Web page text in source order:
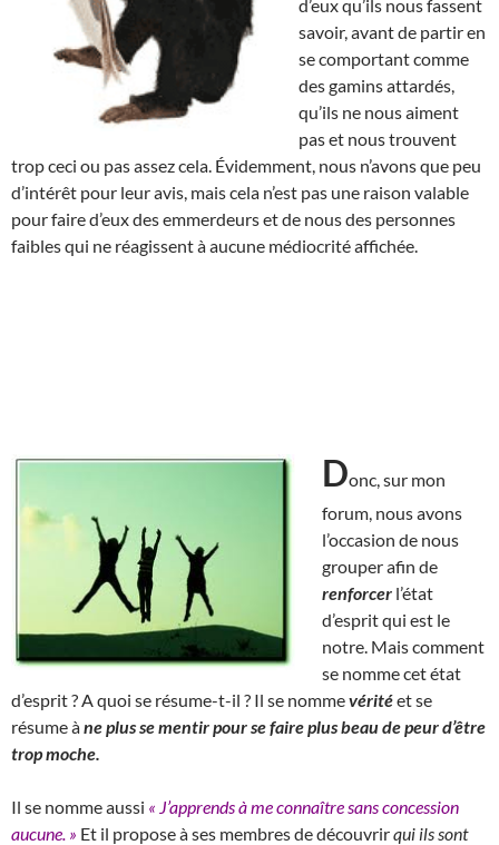
d’eux qu’ils nous fassent
savoir, avant de partir en
se comportant comme
des gamins attardés,
qu’ils ne nous aiment
pas et nous trouvent
trop ceci ou pas assez cela. Évidemment, nous n’avons que peu
d’intérêt pour leur avis, mais cela n’est pas une raison valable
pour faire d’eux des emmerdeurs et de nous des personnes
faibles qui ne réagissent à aucune médiocrité affichée.
Donc, sur mon
forum, nous avons
l’occasion de nous
grouper afin de
renforcer l’état
d’esprit qui est le
notre. Mais comment
se nomme cet état
d’esprit ? A quoi se résume-t-il ? Il se nommevéritéet se
résume àne plus se mentir pour se faire plus beau de peur d’être
trop moche.
Il se nomme aussi « J’apprends à me connaître sans concession
aucune. » Et il propose à ses membres de découvrirqui ils sont